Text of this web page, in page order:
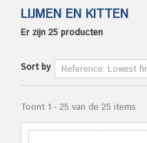
LIJMEN EN KITTEN
Er zijn 25 producten
Sort by
Toont 1 - 25 van de 25 items